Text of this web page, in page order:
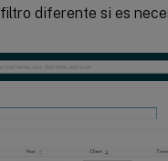
diferente si es